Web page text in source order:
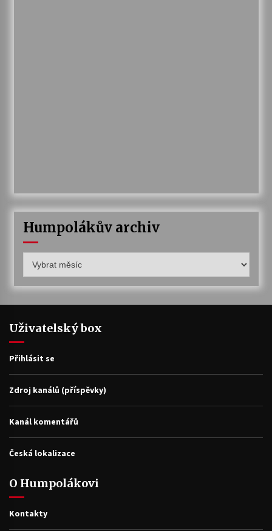
Humpolákův archiv
archiv
Uživatelský box
Přihlásit se
Zdroj kanálů (příspěvky)
Kanál komentářů
Česká lokalizace
O Humpolákovi
Kontakty